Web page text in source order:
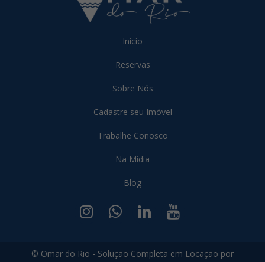
Início
Reservas
Sobre Nós
Cadastre seu Imóvel
Trabalhe Conosco
Na Mídia
Blog
© Omar do Rio - Solução Completa em Locação por